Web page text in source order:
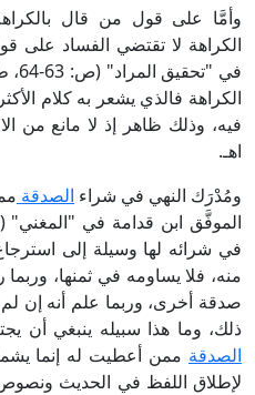
وأمَّا على قول من قال
الكراهة لا تقتضي الفساد على
في
الكراهة فالذي يشعر به كلام
فيه، وذلك ظاهر إذ لا مانع من
اهـ.
ومُدْرَك النهي في شراء الصدقة
في شرائه لها وسيلة إلى
منه، فلا يساومه في ثمنها،
صدقة أخرى، وربما علم أنه إن لم
ذلك، وما هذا سبيله ينبغي أن
الصدقة ممن أعطيت له إنما
لإطلاق اللفظ في الحديث